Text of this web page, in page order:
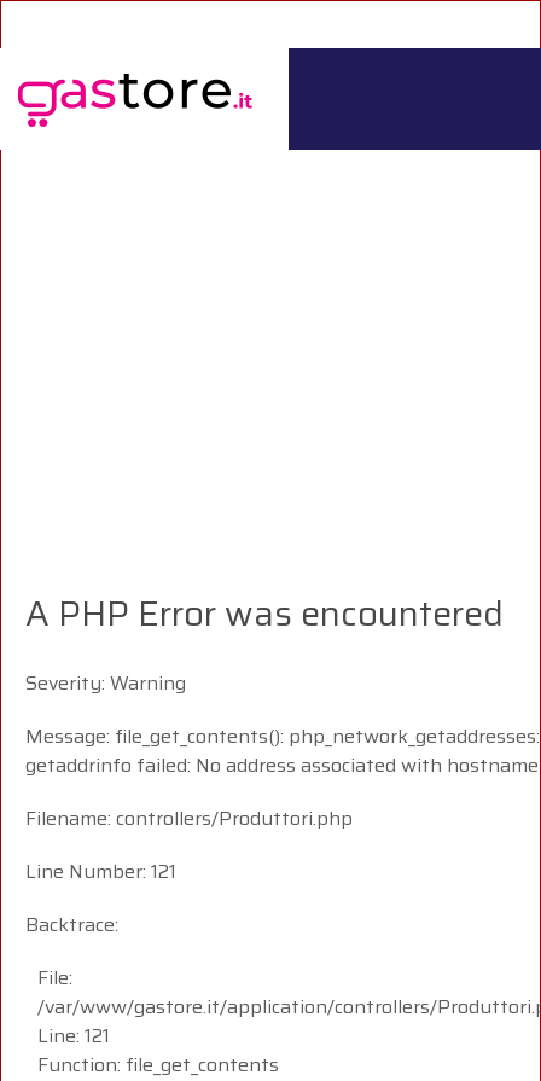
A PHP Error was encountered
Severity: Warning
Message: file_get_contents(): php_network_getaddresses:
getaddrinfo failed: No address associated with hostname
Filename: controllers/Produttori.php
Line Number: 121
Backtrace:
File:
/var/www/gastore.it/application/controllers/
Line: 121
Function: file_get_contents